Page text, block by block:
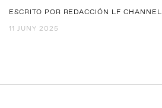
ESCRITO POR REDACCIÓN LF CHANNEL
11 JUNY 2025